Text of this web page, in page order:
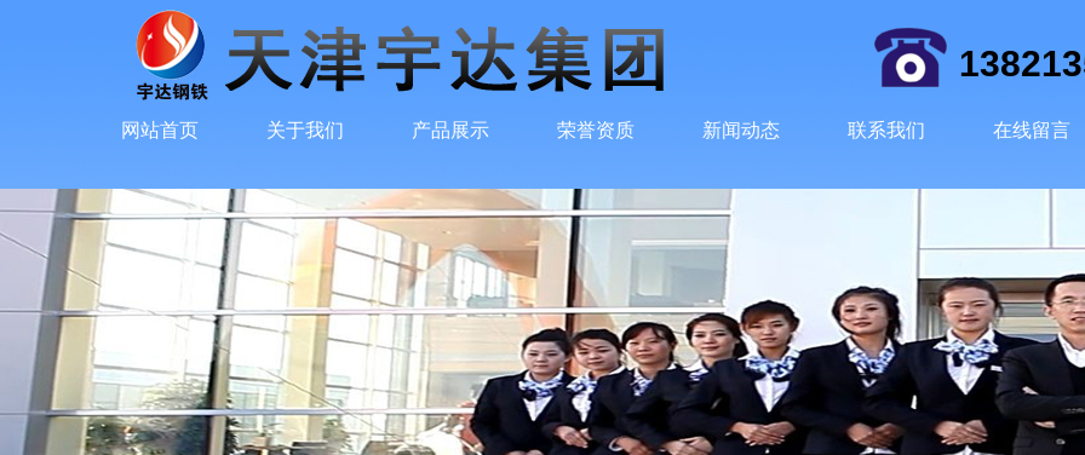
网站首页 关于我们 产品展示 荣誉资质 新闻动态 联系我们 在线留言